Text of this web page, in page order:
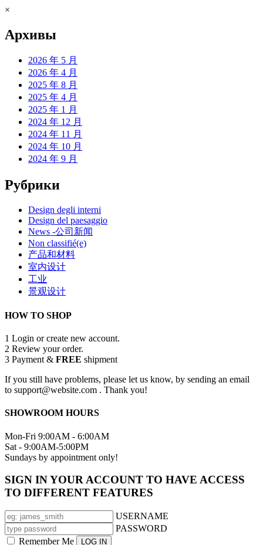
×
Архивы
2026 年 5 月
2026 年 4 月
2025 年 8 月
2025 年 4 月
2025 年 1 月
2024 年 12 月
2024 年 11 月
2024 年 10 月
2024 年 9 月
Рубрики
Design degli interni
Design del paesaggio
News -公司新闻
Non classifié(e)
产品和材料
室内设计
工业
景观设计
HOW TO SHOP
1 Login or create new account.
2 Review your order.
3 Payment & FREE shipment
If you still have problems, please let us know, by sending an email
to support@website.com . Thank you!
SHOWROOM HOURS
Mon-Fri 9:00AM - 6:00AM
Sat - 9:00AM-5:00PM
Sundays by appointment only!
SIGN IN YOUR ACCOUNT TO HAVE ACCESS
TO DIFFERENT FEATURES
USERNAME
PASSWORD
Remember Me